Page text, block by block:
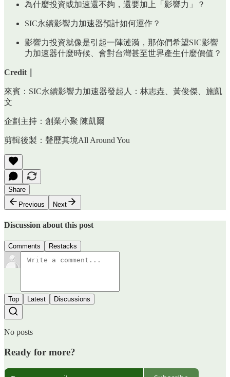
為什麼投資或加速還不夠，還要加上「影響力」？
SIC永續影響力加速器預計如何運作？
影響力投資就像是引起一陣漣漪，那你們希望SIC影響
力加速器什麼時候、會對台灣甚至世界產生什麼價值？
Credit｜
來賓：SIC永續影響力加速器發起人：林志垚、黃俊傑、施凱
文
企劃主持：創業小聚 陳凱爾
剪輯後製：聲歷其境All Around You
Share
Previous
Next
Discussion about this post
Comments Restacks
Top Latest Discussions
No posts
Ready for more?